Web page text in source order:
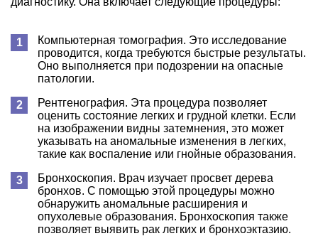
Компьютерная томография. Это исследование
проводится, когда требуются быстрые результаты.
Оно выполняется при подозрении на опасные
патологии.
Рентгенография. Эта процедура позволяет
оценить состояние легких и грудной клетки. Если
на изображении видны затемнения, это может
указывать на аномальные изменения в легких,
такие как воспаление или гнойные образования.
Бронхоскопия. Врач изучает просвет дерева
бронхов. С помощью этой процедуры можно
обнаружить аномальные расширения и
опухолевые образования. Бронхоскопия также
позволяет выявить рак легких и бронхоэктазию.